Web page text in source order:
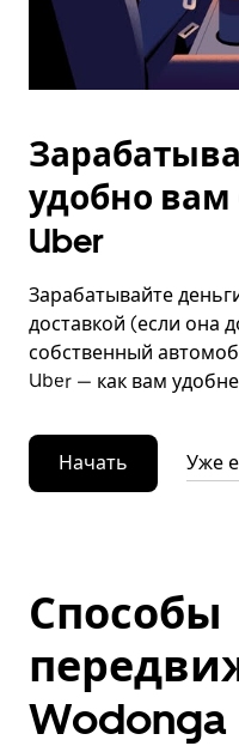
удобно вам
Uber
Зарабатывайте
доставкой (если она
собственный
Uber — как вам
Начать Уже
Способы
Wodonga